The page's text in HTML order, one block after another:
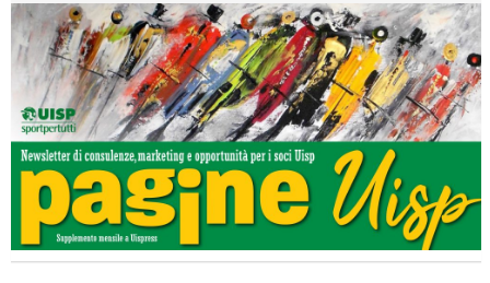
Tiziano Pesce a Radio InBlu2000 traccia il bilancio della stagione